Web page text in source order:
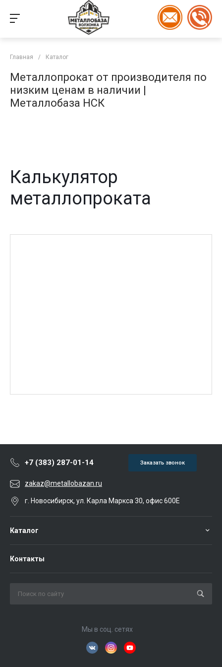
Главная / Каталог
Металлопрокат от производителя по
низким ценам в наличии |
Металлобаза НСК
Калькулятор
металлопроката
+7 (383) 287-01-14 Заказать звонок
zakaz@metallobazan.ru
г. Новосибирск, ул. Карла Маркса 30, офис 600Е
Каталог
Контакты
Мы в соц. сетях